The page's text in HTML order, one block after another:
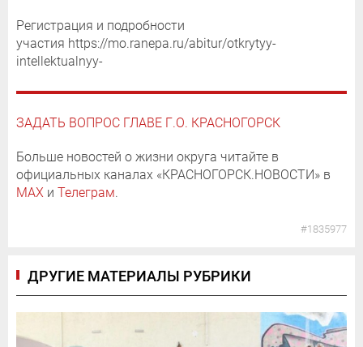
Регистрация и подробности
участия https://mo.ranepa.ru/abitur/otkrytyy-
intellektualnyy-
ЗАДАТЬ ВОПРОС ГЛАВЕ Г.О. КРАСНОГОРСК
Больше новостей о жизни округа читайте в
официальных каналах «КРАСНОГОРСК.НОВОСТИ» в
MAX и Телеграм.
#1835977
ДРУГИЕ МАТЕРИАЛЫ РУБРИКИ